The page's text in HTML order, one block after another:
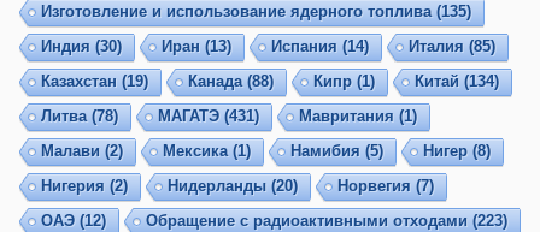
Изготовление и использование ядерного топлива(135)
Индия (30) Иран (13) Испания (14) Италия (85)
Казахстан (19) Канада(88) Кипр (1) Китай (134)
Литва(78) МАГАТЭ(431) Мавритания (1)
Малави (2) Мексика(1) Намибия (5) Нигер (8)
Нигерия (2) Нидерланды (20) Норвегия (7)
ОАЭ(12) Обращение с радиоактивными отходами (223)